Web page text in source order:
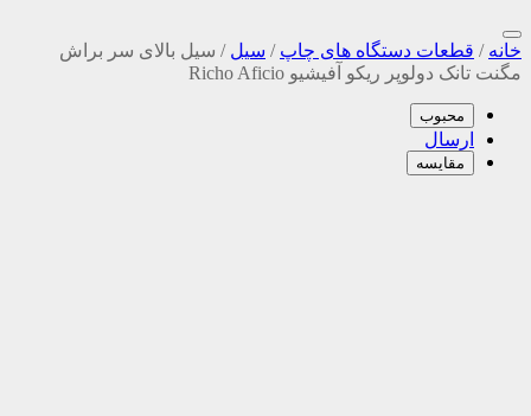
خانه / قطعات دستگاه های چاپ / سیل / سیل بالای سر براش
مگنت تانک دولوپر ریکو آفیشیو Richo Aficio
محبوب
ارسال
مقایسه